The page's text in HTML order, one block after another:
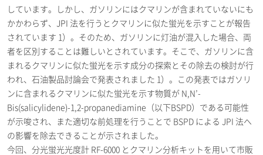
しています。しかし、ガソリンにはクマリンが含まれていないにも
かかわらず、JPI 法を行うとクマリンに似た蛍光を示すことが報告
されています 1）。そのため、ガソリンに灯油が混入した場合、両
者を区別することは難しいとされています。そこで、ガソリンに含
まれるクマリンに似た蛍光を示す成分の探索とその除去の検討が行
われ、石油製品討論会で発表されました 1）。この発表ではガソリ
ンに含まれるクマリンに似た蛍光を示す物質が N,N’-
Bis(salicylidene)-1,2-propanediamine（以下BSPD）である可能性
が示唆され、また適切な前処理を行うことで BSPD による JPI 法へ
の影響を除去できることが示されました。
今回、分光蛍光光度計 RF-6000 とクマリン分析キットを用いて市販